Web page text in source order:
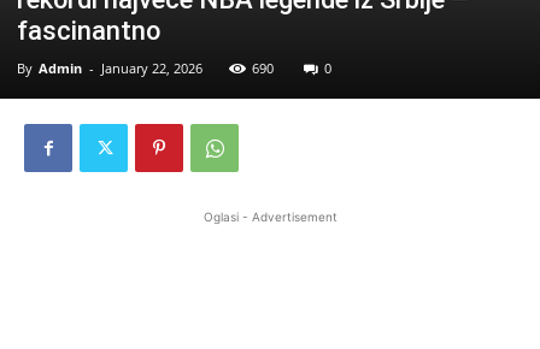
fascinantno
By Admin - January 22, 2026 690 0
Oglasi - Advertisement